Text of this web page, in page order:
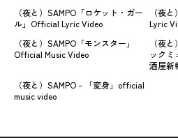
（夜と）SAMPO「ロケット・ガー
ル」Official Lyric Video
（夜
Lyric
（夜と）SAMPO「モンスター」
Official Music Video
（夜
ック
酒屋新
（夜と）SAMPO - 「変身」official
music video